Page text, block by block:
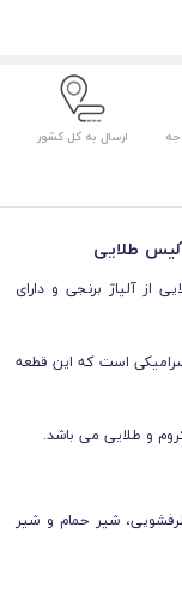
ارسال به کل کشور
طلایی
از آلیاژ برنجی و دارای
است که این قطعه
و طلایی می باشد.
شیر حمام و شیر